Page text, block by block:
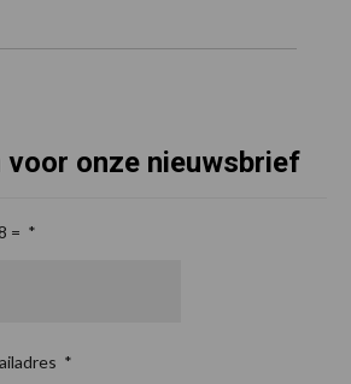
voor onze nieuwsbrief
= *
*